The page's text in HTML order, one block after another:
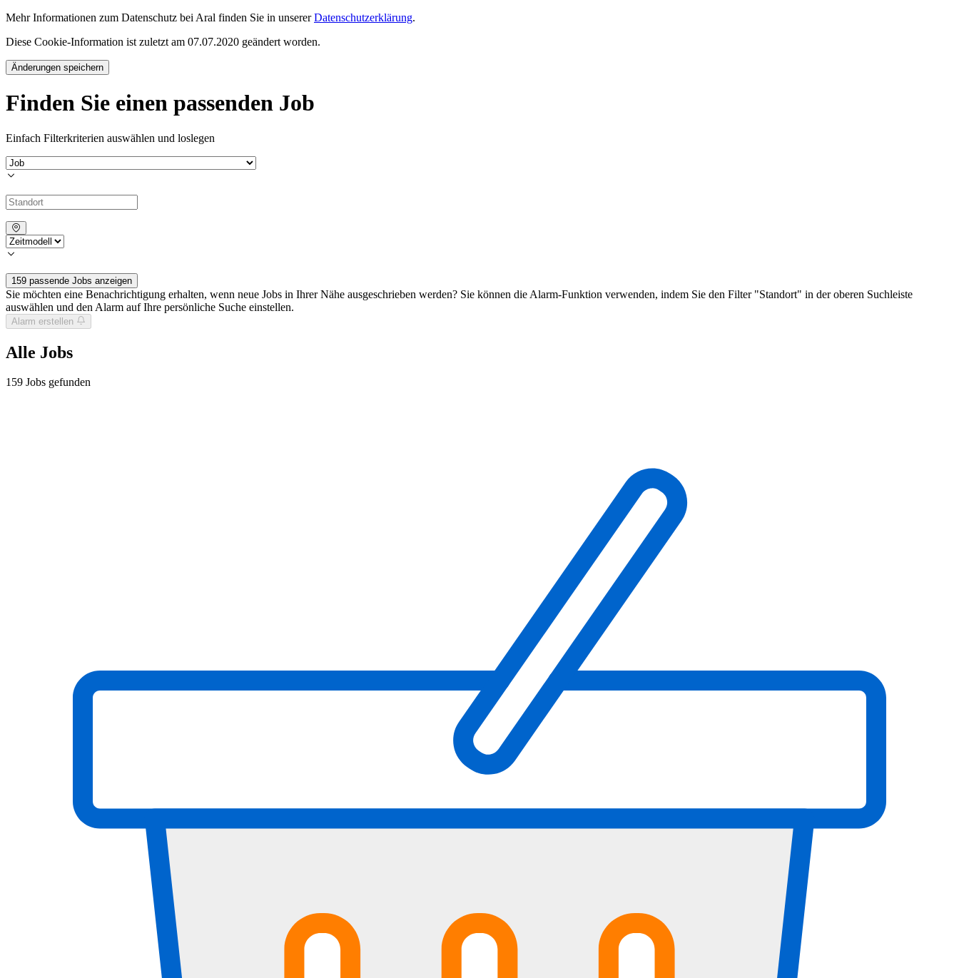
Mehr Informationen zum Datenschutz bei Aral finden Sie in unsererDatenschutzerklärung.
Diese Cookie-Information ist zuletzt am 07.07.2020 geändert worden.
Änderungen speichern
Finden Sie einen passenden Job
Einfach Filterkriterien auswählen und loslegen
159 passende Jobs anzeigen
Sie möchten eine Benachrichtigung erhalten, wenn neue Jobs in Ihrer Nähe ausgeschrieben werden? Sie können die Alarm-Funktion verwenden, indem Sie den Filter "Standort" in der oberen Suchleiste
auswählen und den Alarm auf Ihre persönliche Suche einstellen.
Alarm erstellen
Alle Jobs
159 Jobs gefunden